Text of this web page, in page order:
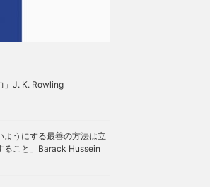
」J. K. Rowling
ようにする最善の方法は立
ること」Barack Hussein